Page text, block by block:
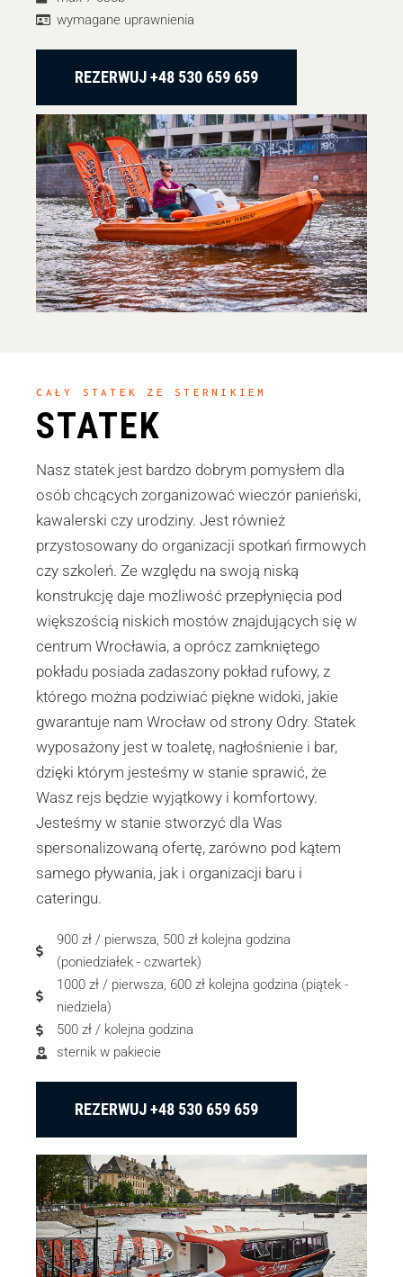
wymagane uprawnienia
REZERWUJ +48 530 659 659
CAŁY STATEK ZE STERNIKIEM
STATEK
Nasz statek jest bardzo dobrym pomysłem dla
osób chcących zorganizować wieczór panieński,
kawalerski czy urodziny. Jest również
przystosowany do organizacji spotkań firmowych
czy szkoleń. Ze względu na swoją niską
konstrukcję daje możliwość przepłynięcia pod
większością niskich mostów znajdujących się w
centrum Wrocławia, a oprócz zamkniętego
pokładu posiada zadaszony pokład rufowy, z
którego można podziwiać piękne widoki, jakie
gwarantuje nam Wrocław od strony Odry. Statek
wyposażony jest w toaletę, nagłośnienie i bar,
dzięki którym jesteśmy w stanie sprawić, że
Wasz rejs będzie wyjątkowy i komfortowy.
Jesteśmy w stanie stworzyć dla Was
spersonalizowaną ofertę, zarówno pod kątem
samego pływania, jak i organizacji baru i
cateringu.
900 zł / pierwsza, 500 zł kolejna godzina
(poniedziałek - czwartek)
1000 zł / pierwsza, 600 zł kolejna godzina (piątek -
niedziela)
500 zł / kolejna godzina
sternik w pakiecie
REZERWUJ +48 530 659 659